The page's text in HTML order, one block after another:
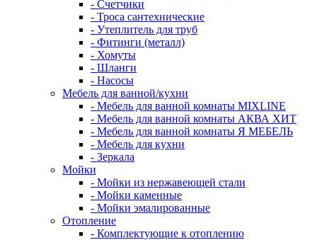
- Счетчики
- Троса сантехнические
- Утеплитель для труб
- Фитинги (металл)
- Хомуты
- Шланги
- Насосы
Мебель для ванной/кухни
- Мебель для ванной комнаты MIXLINE
- Мебель для ванной комнаты АКВА ХИТ
- Мебель для ванной комнаты Я МЕБЕЛЬ
- Мебель для кухни
- Зеркала
Мойки
- Мойки из нержавеющей стали
- Мойки каменные
- Мойки эмалированные
Отопление
- Комплектующие к отоплению